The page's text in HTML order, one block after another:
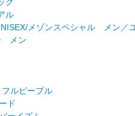
ル
メゾンスペシャル メン／
メン
ルピープル
ド